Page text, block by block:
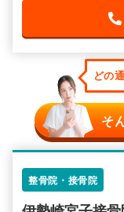
どの
そ
整骨院・接骨院